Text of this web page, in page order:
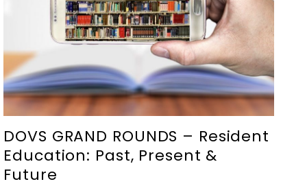
DOVS GRAND ROUNDS – Resident
Education: Past, Present &
Future